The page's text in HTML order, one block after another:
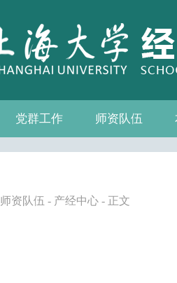
学院简介
发展历程
历任院长
党群工作
党务公开
党的建设
群众团体 工会
青联会
妇委会
退管会
学院制度
师资队伍
教师名录
人事专栏
招聘信息
博士后流动站
师资队伍 - 产经中心 - 正文